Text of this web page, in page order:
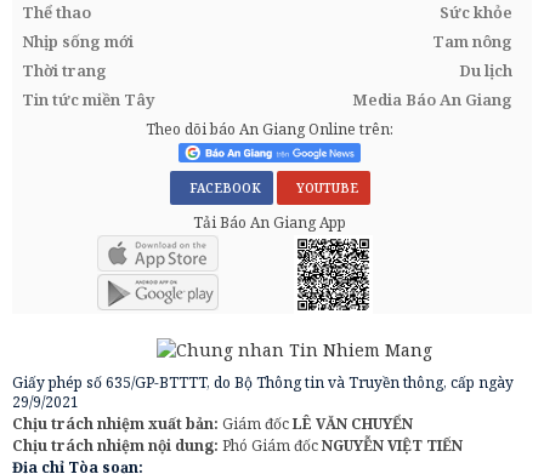
Thể thao
Sức khỏe
Nhịp sống mới
Tam nông
Thời trang
Du lịch
Tin tức miền Tây
Media Báo An Giang
Theo dõi báo An Giang Online trên:
FACEBOOK YOUTUBE
Tải Báo An Giang App
Giấy phép số 635/GP-BTTTT, do Bộ Thông tin và Truyền thông, cấp ngày
29/9/2021
Chịu trách nhiệm xuất bản: Giám đốcLÊ VĂN CHUYỂN
Chịu trách nhiệm nội dung: Phó Giám đốcNGUYỄN VIỆT TIẾN
Địa chỉ Tòa soạn: